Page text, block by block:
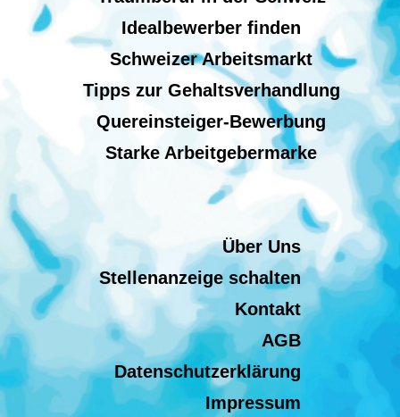
Idealbewerber finden
Schweizer Arbeitsmarkt
Tipps zur Gehaltsverhandlung
Quereinsteiger-Bewerbung
Starke Arbeitgebermarke
Über Uns
Stellenanzeige schalten
Kontakt
AGB
Datenschutzerklärung
Impressum